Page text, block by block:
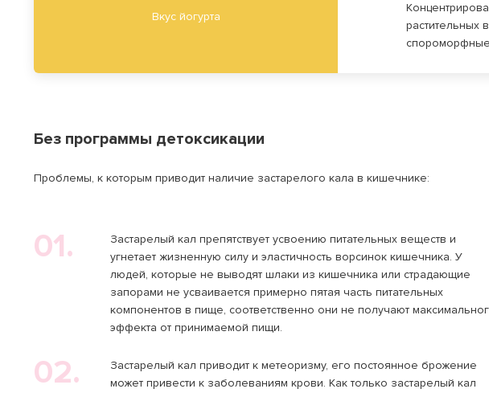
Вкус йогурта
растительных
спороморфные
Без программы детоксикации
Проблемы, к которым приводит наличие застарелого кала в кишечнике:
01.
Застарелый кал препятствует усвоению питательных веществ и
угнетает жизненную силу и эластичность ворсинок кишечника. У
людей, которые не выводят шлаки из кишечника или страдающие
запорами не усваивается примерно пятая часть питательных
компонентов в пище, соответственно они не получают
эффекта от принимаемой пищи.
02.
Застарелый кал приводит к метеоризму, его постоянное брожение
может привести к заболеваниям крови. Как только застарелый кал